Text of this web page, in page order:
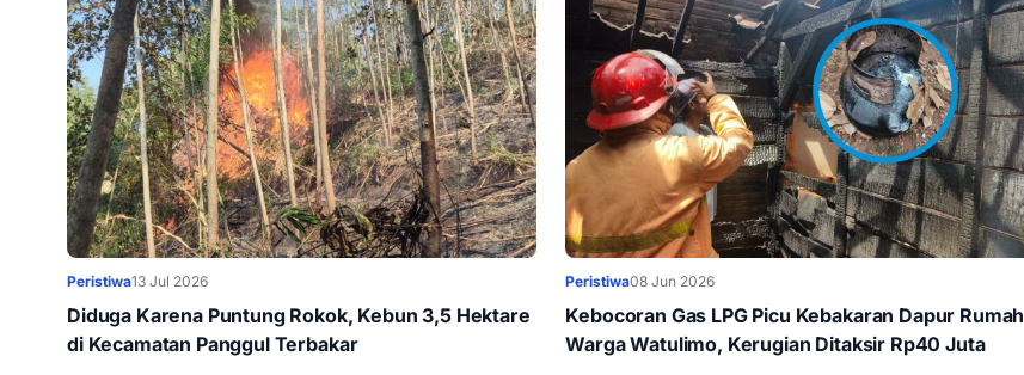
Peristiwa13 Jul 2026
Diduga Karena Puntung Rokok, Kebun 3,5 Hektare
di Kecamatan Panggul Terbakar
Peristiwa08 Jun 2026
Kebocoran Gas LPG Picu Kebakaran Dapur Rumah
Warga Watulimo, Kerugian Ditaksir Rp40 Juta